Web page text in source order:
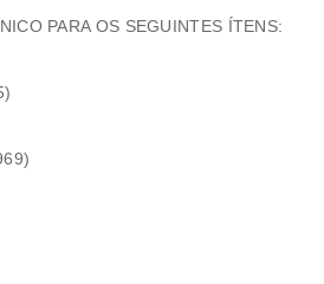
PARA OS SEGUINTES ÍTENS: